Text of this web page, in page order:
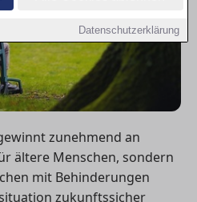
Datenschutzerklärung
zunehmend an
ältere Menschen, sondern
mit Behinderungen
zukunftssicher